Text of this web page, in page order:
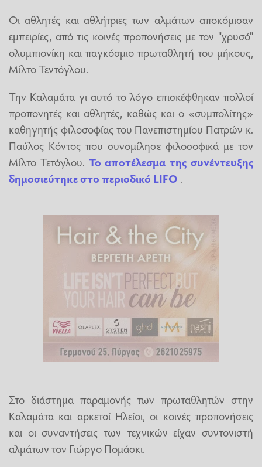
Οι αθλητές και αθλήτριες των αλμάτων αποκόμισαν
εμπειρίες, από τις κοινές προπονήσεις με τον "χρυσό"
ολυμπιονίκη και παγκόσμιο πρωταθλητή του μήκους,
Μίλτο Τεντόγλου.
Την Καλαμάτα γι αυτό το λόγο επισκέφθηκαν πολλοί
προπονητές και αθλητές, καθώς και ο «συμπολίτης»
καθηγητής φιλοσοφίας του Πανεπιστημίου Πατρών κ.
Παύλος Κόντος που συνομίλησε φιλοσοφικά με τον
Μίλτο Τετόγλου. Το αποτέλεσμα της συνέντευξης
δημοσιεύτηκε στο περιοδικό LIFΟ .
Στο διάστημα παραμονής των πρωταθλητών στην
Καλαμάτα και αρκετοί Ηλείοι, οι κοινές προπονήσεις
και οι συναντήσεις των τεχνικών είχαν συντονιστή
αλμάτων τον Γιώργο Πομάσκι.